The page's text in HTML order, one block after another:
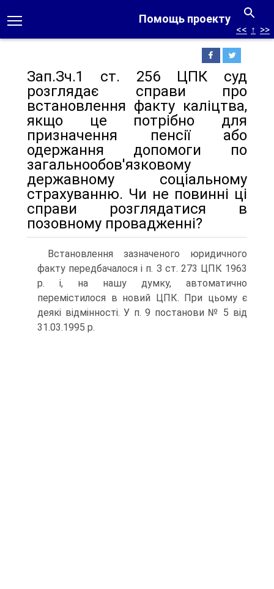
Помощь проекту
<< ↑ >>
Зап.Зч.1 ст. 256 ЦПК суд
розглядає справи про
встановлення факту каліцтва,
якщо це потрібно для
призначення пенсії або
одержання допомоги по
загальнообов'язковому
державному соціальному
страхуванню. Чи не повинні ці
справи розглядатися в
позовному провадженні?
Встановлення зазначеного юридичного
факту передбачалося і п. З ст. 273 ЦПК 1963
р. і, на нашу думку, автоматично
перемістилося в новий ЦПК. При цьому є
деякі відмінності. У п. 9 постанови № 5 від
31.03.1995 р.